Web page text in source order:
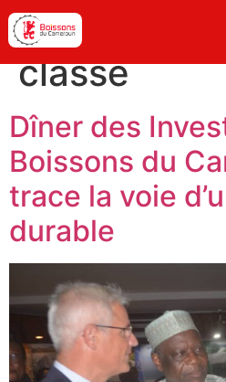
Catégorie :
classé
Dîner des
Boissons du
trace la voie
durable